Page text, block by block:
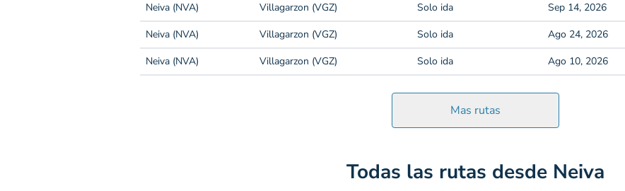
Neiva (NVA)
Villagarzon (VGZ) Solo ida Sep 14, 2026
Neiva (NVA)
Villagarzon (VGZ) Solo ida Ago 24, 2026
Neiva (NVA)
Villagarzon (VGZ) Solo ida Ago 10, 2026
Mas rutas
Todas las rutas desde Neiva